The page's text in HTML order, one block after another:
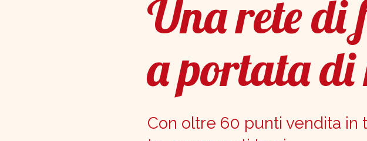
Una rete di
a portata
Con oltre 60 punti vendita in